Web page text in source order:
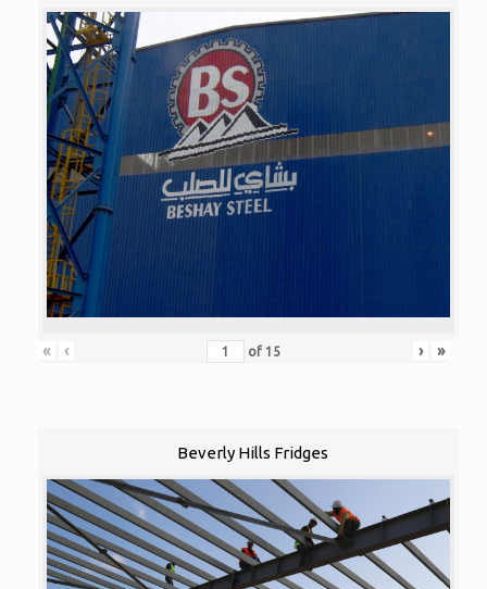
« ‹ of 15 › »
Beverly Hills Fridges